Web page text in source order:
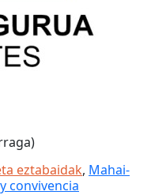
eztabaidak, Mahai-
convivencia